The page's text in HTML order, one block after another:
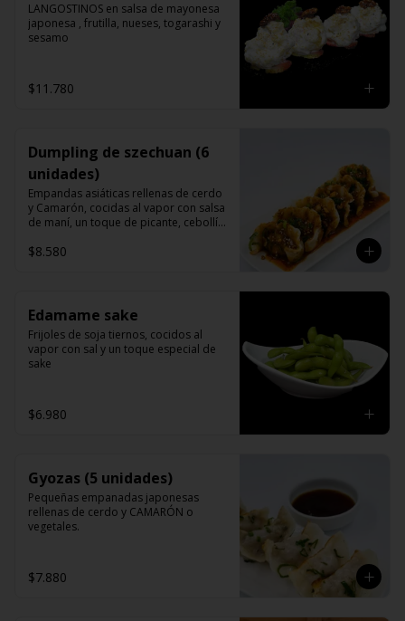
LANGOSTINOS en salsa de mayonesa
japonesa , frutilla, nueses, togarashi y
sesamo
$11.780
Dumpling de szechuan (6
unidades)
Empandas asiáticas rellenas de cerdo
y Camarón, cocidas al vapor con salsa
de maní, un toque de picante, cebollín
$8.580
Edamame sake
Frijoles de soja tiernos, cocidos al
vapor con sal y un toque especial de
sake
$6.980
Gyozas (5 unidades)
Pequeñas empanadas japonesas
rellenas de cerdo y CAMARÓN o
vegetales.
$7.880